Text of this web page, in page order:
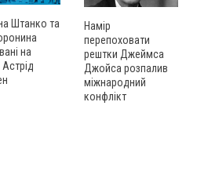
Штанко та
на
Намір
перепоховати
рештки Джеймса
Джойса розпалив
міжнародний
конфлікт